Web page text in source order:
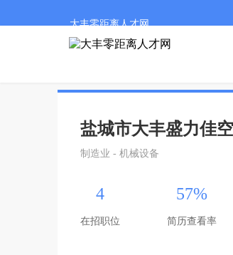
大丰零距离人才网
盐城市大丰盛力佳
制造业 - 机械设备
4
在招职位
57%
简历查看率